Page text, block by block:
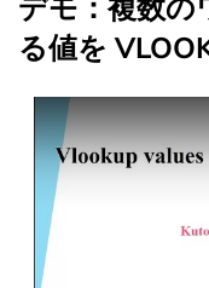
デモ：複数の
る値を